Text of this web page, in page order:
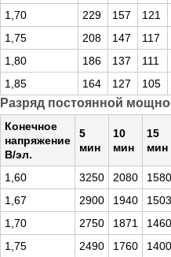
1,70
229 157 121
1,75
208 147 117
1,80
186 137 111
1,85
164 127 105
Разряд постоянной
Конечное
напряжение
В/эл.
5
мин
10
мин
15
мин
1,60 3250 2080 1580
1,67
2900 1940 1503
1,70
2750 1871 1460
1,75
2490 1760 1400